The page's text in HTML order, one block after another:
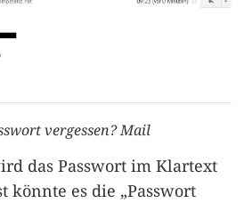
vergessen? Mail
das Passwort im Klartext
könnte es die „Passwort